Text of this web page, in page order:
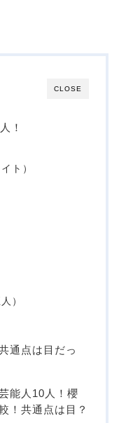
CLOSE
！
ト）
）
通点は目だっ
能人10人！櫻
！共通点は目？